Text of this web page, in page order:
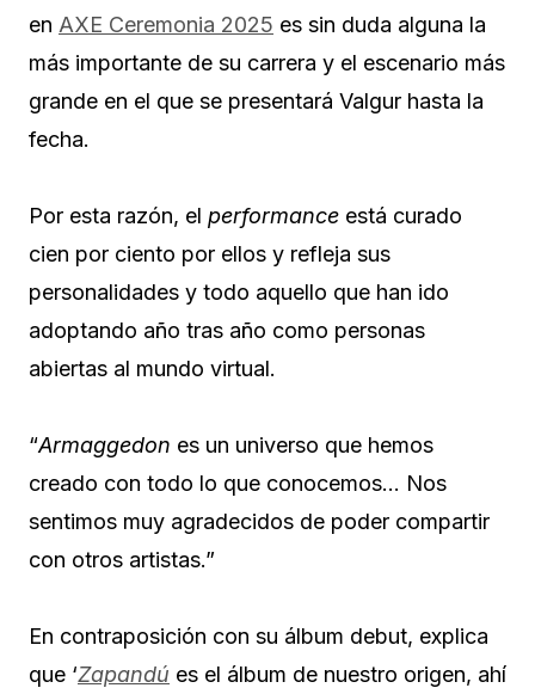
en AXE Ceremonia 2025 es sin duda alguna la
más importante de su carrera y el escenario más
grande en el que se presentará Valgur hasta la
fecha.
Por esta razón, el performance está curado
cien por ciento por ellos y refleja sus
personalidades y todo aquello que han ido
adoptando año tras año como personas
abiertas al mundo virtual.
“Armaggedon es un universo que hemos
creado con todo lo que conocemos… Nos
sentimos muy agradecidos de poder compartir
con otros artistas.”
En contraposición con su álbum debut, explica
que ‘Zapandú es el álbum de nuestro origen, ahí